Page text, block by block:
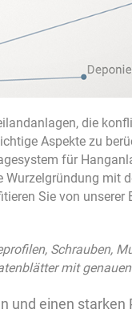
die
Aspekte zu
für
mit
Sie von
Schrauben,
mit
und einen starken